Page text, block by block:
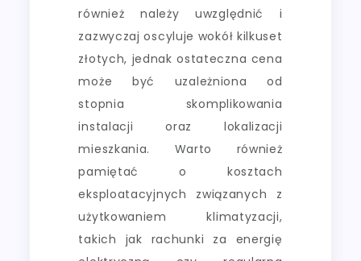
również należy uwzględnić i
zazwyczaj oscyluje wokół kilkuset
złotych, jednak ostateczna cena
może być uzależniona od
stopnia skomplikowania
instalacji oraz lokalizacji
mieszkania. Warto również
pamiętać o kosztach
eksploatacyjnych związanych z
użytkowaniem klimatyzacji,
takich jak rachunki za energię